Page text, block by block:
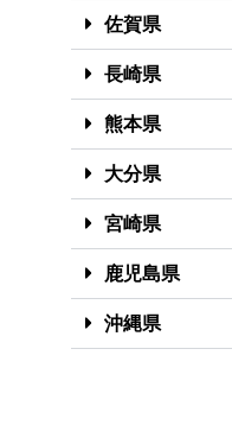
佐賀県
長崎県
熊本県
大分県
宮崎県
鹿児島県
沖縄県